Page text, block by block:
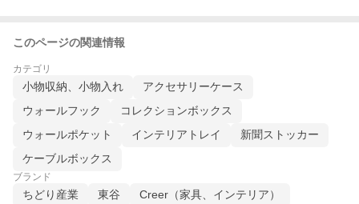
このページの関連情報
カテゴリ
小物収納、小物入れ
アクセサリーケース
ウォールフック
コレクションボックス
ウォールポケット
インテリアトレイ
新聞ストッカー
ケーブルボックス
ブランド
ちどり産業 東谷
Creer（家具、インテリア）